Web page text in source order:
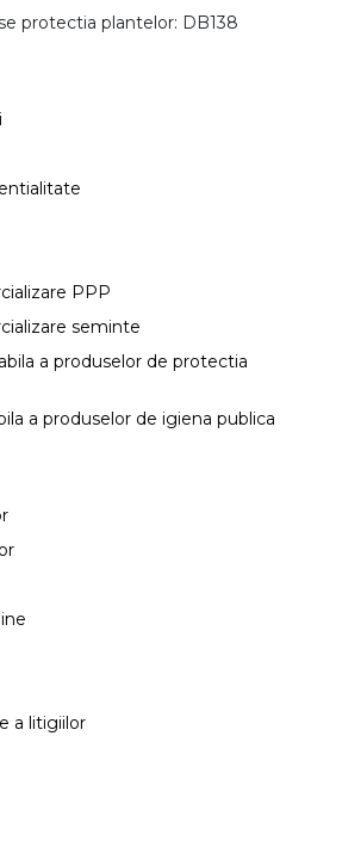
protectia plantelor: DB138
PPP
seminte
a produselor de protectia
a produselor de igiena publica
a litigiilor